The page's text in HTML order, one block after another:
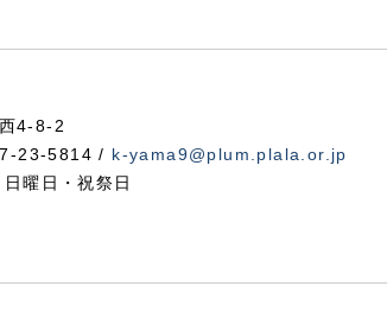
4-8-2
23-5814 / k-yama9@plum.plala.or.jp
曜日・祝祭日